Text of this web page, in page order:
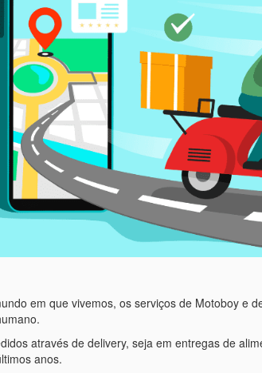
em que vivemos, os serviços de Motoboy e
através de delivery, seja em entregas de
anos.